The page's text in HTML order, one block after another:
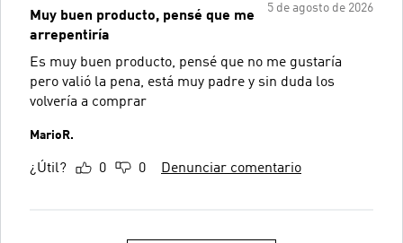
5 de agosto de 2026
Muy buen producto, pensé que me
arrepentiría
Es muy buen producto, pensé que no me gustaría
pero valió la pena, está muy padre y sin duda los
volvería a comprar
MarioR.
¿Útil? 0 0 Denunciar comentario